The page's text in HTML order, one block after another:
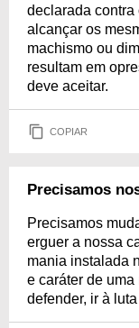
declarada contra
alcançar os
machismo ou
resultam em
deve aceitar.
COPIAR
Precisamos
Precisamos
erguer a nossa
mania instalada
e caráter de
defender, ir à